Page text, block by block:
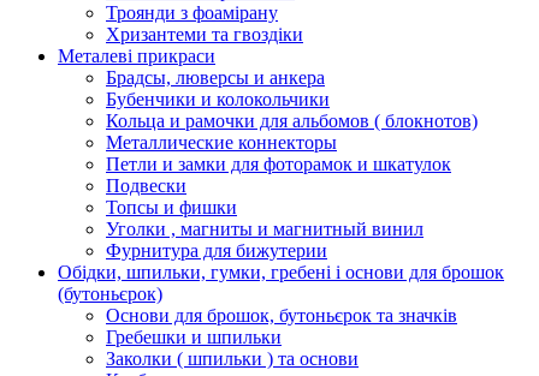
Троянди з фоамірану
Хризантеми та гвоздіки
Металеві прикраси
Брадсы, люверсы и анкера
Бубенчики и колокольчики
Кольца и рамочки для альбомов ( блокнотов)
Металлические коннекторы
Петли и замки для фоторамок и шкатулок
Подвески
Топсы и фишки
Уголки , магниты и магнитный винил
Фурнитура для бижутерии
Обідки, шпильки, гумки, гребені і основи для брошок
(бутоньєрок)
Основи для брошок, бутоньєрок та значків
Гребешки и шпильки
Заколки ( шпильки ) та основи